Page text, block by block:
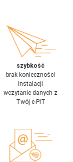
szybkość
brak konieczności
instalacji
wczytanie danych z
Twój e-PIT